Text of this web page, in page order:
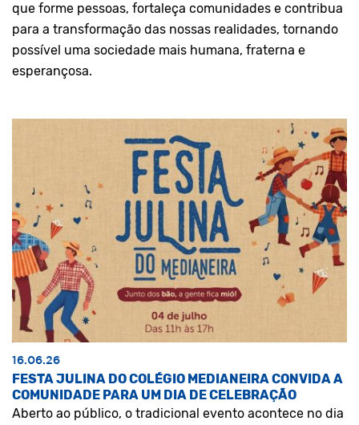
que forme pessoas, fortaleça comunidades e contribua
para a transformação das nossas realidades, tornando
possível uma sociedade mais humana, fraterna e
esperançosa.
16.06.26
FESTA JULINA DO COLÉGIO MEDIANEIRA CONVIDA A
COMUNIDADE PARA UM DIA DE CELEBRAÇÃO
Aberto ao público, o tradicional evento acontece no dia